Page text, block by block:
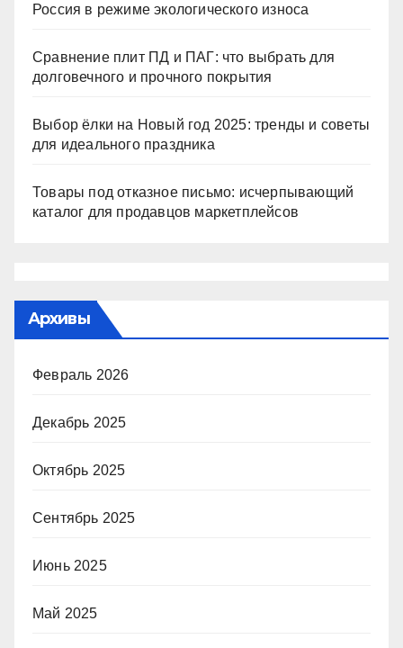
Россия в режиме экологического износа
Сравнение плит ПД и ПАГ: что выбрать для
долговечного и прочного покрытия
Выбор ёлки на Новый год 2025: тренды и советы
для идеального праздника
Товары под отказное письмо: исчерпывающий
каталог для продавцов маркетплейсов
Архивы
Февраль 2026
Декабрь 2025
Октябрь 2025
Сентябрь 2025
Июнь 2025
Май 2025